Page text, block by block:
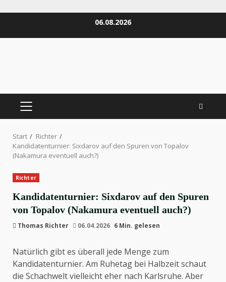
06.08.2026
PRIMÄRES
Start
Richter
Kandidatenturnier: Sixdarov auf den Spuren von Topalov
(Nakamura eventuell auch?)
Richter
Kandidatenturnier: Sixdarov auf den Spuren
von Topalov (Nakamura eventuell auch?)
Thomas Richter 06.04.2026 6 Min. gelesen
Natürlich gibt es überall jede Menge zum
Kandidatenturnier. Am Ruhetag bei Halbzeit schaut
die Schachwelt vielleicht eher nach Karlsruhe. Aber